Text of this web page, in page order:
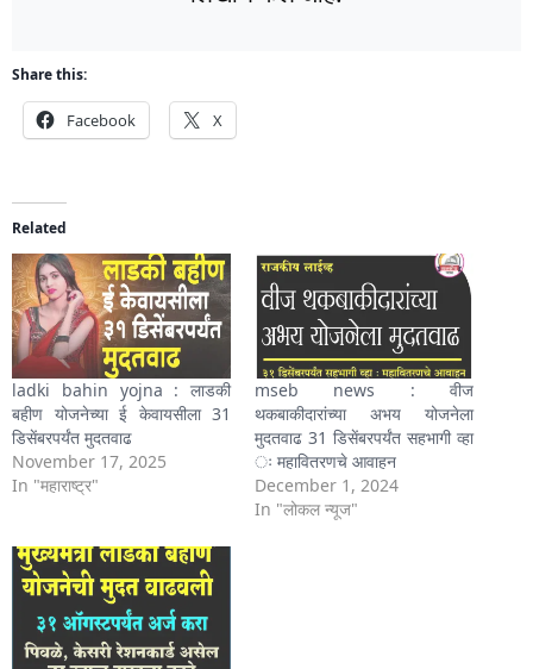
Share this:
Facebook X
Related
ladki bahin yojna : लाडकी
बहीण योजनेच्या ई केवायसीला 31
डिसेंबरपर्यंत मुदतवाढ
November 17, 2025
In "महाराष्ट्र"
mseb news : वीज
थकबाकीदारांच्या अभय योजनेला
मुदतवाढ 31 डिसेंबरपर्यंत सहभागी व्हा
ः महावितरणचे आवाहन
December 1, 2024
In "लोकल न्यूज"